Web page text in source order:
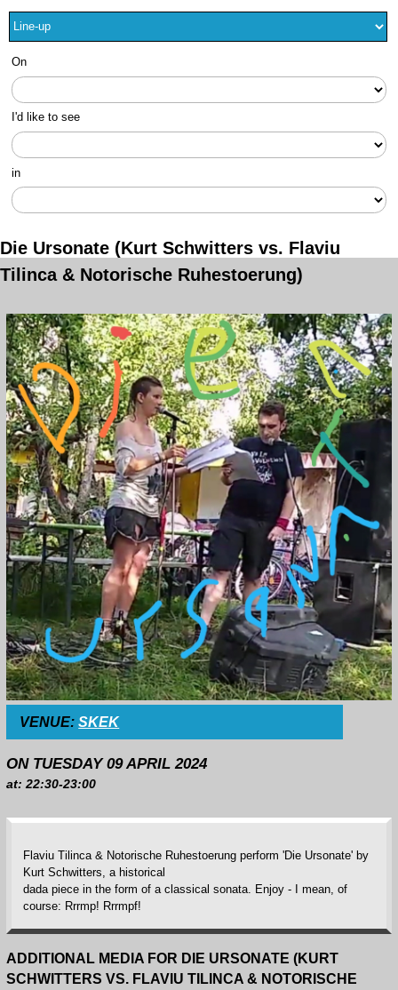
On
I'd like to see
in
Die Ursonate (Kurt Schwitters vs. Flaviu
Tilinca & Notorische Ruhestoerung)
VENUE:SKEK
ON TUESDAY 09 APRIL 2024
at: 22:30-23:00
Flaviu Tilinca & Notorische Ruhestoerung perform 'Die Ursonate' by
Kurt Schwitters, a historical
dada piece in the form of a classical sonata. Enjoy - I mean, of
course: Rrrmp! Rrrmpf!
ADDITIONAL MEDIA FOR DIE URSONATE (KURT
SCHWITTERS VS. FLAVIU TILINCA & NOTORISCHE